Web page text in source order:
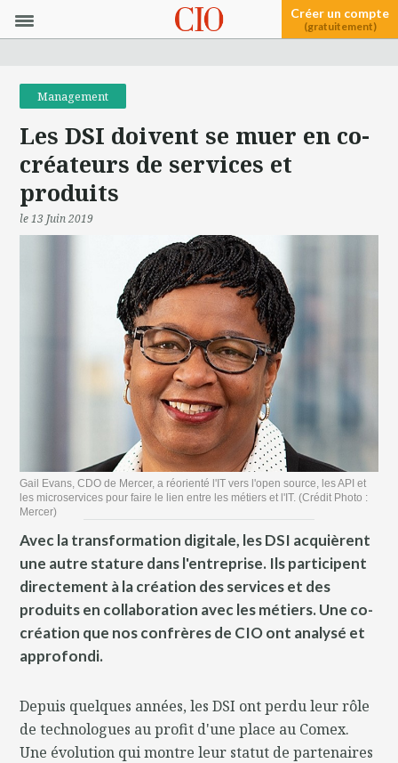
Créer un compte
(gratuitement)
Management
Les DSI doivent se muer en co-
créateurs de services et
produits
le 13 Juin 2019
Gail Evans, CDO de Mercer, a réorienté l'IT vers l'open source, les API et
les microservices pour faire le lien entre les métiers et l'IT. (Crédit Photo :
Mercer)
Avec la transformation digitale, les DSI acquièrent
une autre stature dans l'entreprise. Ils participent
directement à la création des services et des
produits en collaboration avec les métiers. Une co-
création que nos confrères de CIO ont analysé et
approfondi.
Depuis quelques années, les DSI ont perdu leur rôle
de technologues au profit d'une place au Comex.
Une évolution qui montre leur statut de partenaires